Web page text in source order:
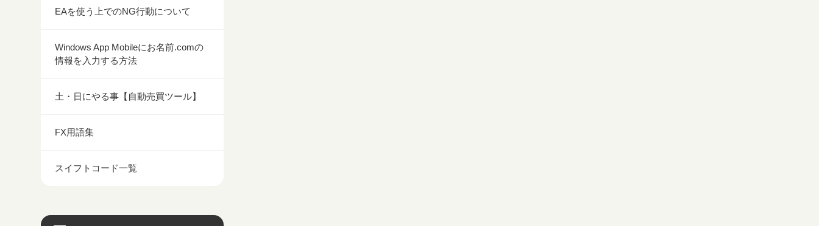
EAを使う上でのNG行動について
Windows App Mobileにお名前.comの
情報を入力する方法
土・日にやる事【自動売買ツール】
FX用語集
スイフトコード一覧